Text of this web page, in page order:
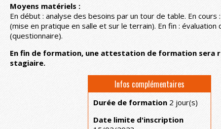
Moyens matériels :
En début : analyse des besoins par un tour de table. En cours
(mise en pratique en salle et sur le terrain). En fin : évaluation
(questionnaire).
En fin de formation, une attestation de formation sera
stagiaire.
Infos complémentaires
Durée de formation 2 jour(s)
Date limite d'inscription